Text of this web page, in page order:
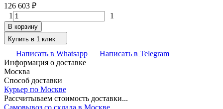
126 603 ₽
1
1
В корзину
Купить в 1 клик
Написать в Whatsapp
Написать в Telegram
Информация о доставке
Москва
Способ доставки
Курьер по Москве
Рассчитываем стоимость доставки...
Самовывоз со склада в Москве